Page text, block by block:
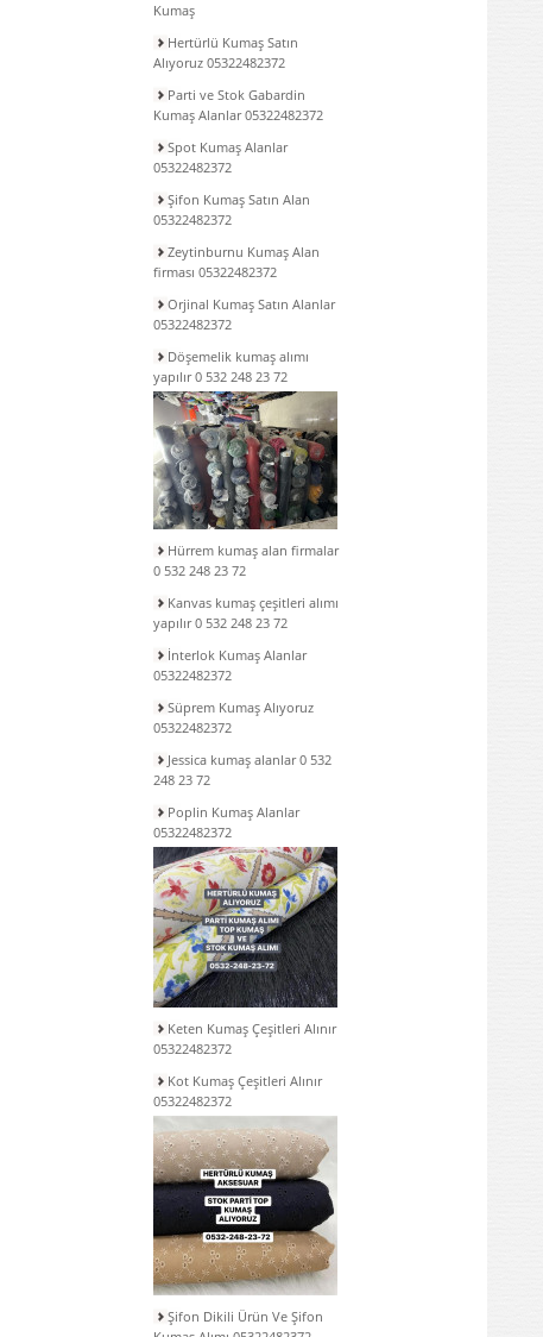
Kumaş
Hertürlü Kumaş Satın
Alıyoruz 05322482372
Parti ve Stok Gabardin
Kumaş Alanlar 05322482372
Spot Kumaş Alanlar
05322482372
Şifon Kumaş Satın Alan
05322482372
Zeytinburnu Kumaş Alan
firması 05322482372
Orjinal Kumaş Satın Alanlar
05322482372
Döşemelik kumaş alımı
yapılır 0 532 248 23 72
Hürrem kumaş alan firmalar
0 532 248 23 72
Kanvas kumaş çeşitleri alımı
yapılır 0 532 248 23 72
İnterlok Kumaş Alanlar
05322482372
Süprem Kumaş Alıyoruz
05322482372
Jessica kumaş alanlar 0 532
248 23 72
Poplin Kumaş Alanlar
05322482372
Keten Kumaş Çeşitleri Alınır
05322482372
Kot Kumaş Çeşitleri Alınır
05322482372
Şifon Dikili Ürün Ve Şifon